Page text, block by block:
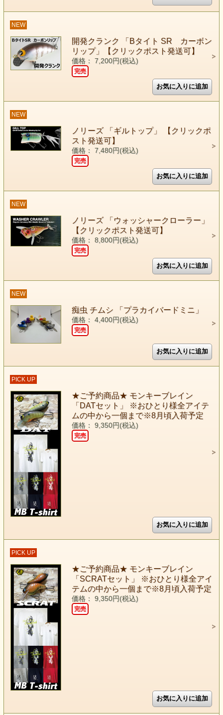
NEW
開発クランク 「Bタイト SR カーボン
リップ」【クリックポスト発送可】
価格： 7,200円(税込)
完売
NEW
ノリーズ 「ギルトップ」 【クリックポ
スト発送可】
価格： 7,480円(税込)
完売
NEW
ノリーズ 「ウォッシャークローラー」
【クリックポスト発送可】
価格： 8,800円(税込)
完売
NEW
痴虫 チムシ 「プラカイバードミニ」
価格： 4,400円(税込)
完売
PICK UP
★ご予約商品★ モンキーブレイン
「DATセット」 ※おひとり様全アイテ
ムの中から一個まで※8月頃入荷予定
価格： 9,350円(税込)
完売
PICK UP
★ご予約商品★ モンキーブレイン
「SCRATセット」 ※おひとり様全アイ
テムの中から一個まで※8月頃入荷予定
価格： 9,350円(税込)
完売